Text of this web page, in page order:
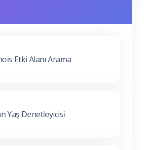
Etki Alanı Arama
Yaş Denetleyicisi